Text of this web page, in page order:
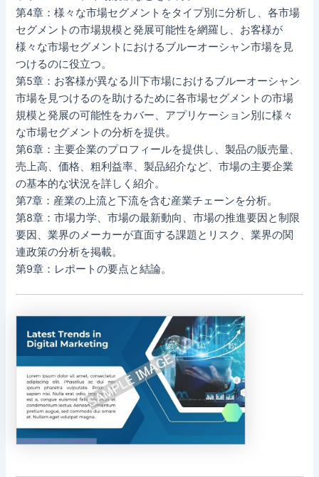
第4章：様々な市場セグメントをタイプ別に分析し、各市場
セグメントの市場規模と発展可能性を網羅し、お客様が
様々な市場セグメントにおけるブルーオーシャン市場を見
つけるのに役立つ。
第5章：お客様が異なる川下市場におけるブルーオーシャン
市場を見つけるのを助けるために各市場セグメントの市場
規模と発展の可能性をカバー、アプリケーション別に様々
な市場セグメントの分析を提供。
第6章：主要企業のプロフィールを提供し、製品の販売量、
売上高、価格、粗利益率、製品紹介など、市場の主要企業
の基本的な状況を詳しく紹介。
第7章：産業の上流と下流を含む産業チェーンを分析。
第8章：市場力学、市場の最新動向、市場の推進要因と制限
要因、業界のメーカーが直面する課題とリスク、業界の関
連政策の分析を掲載。
第9章：レポートの要点と結論。